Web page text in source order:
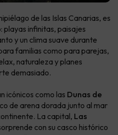
de las Islas Canarias, es
playas infinitas, paisajes
y un clima suave durante
familias como para parejas,
naturaleza y planes
demasiado.
icónicos como las Dunas de
de arena dorada junto al mar
La capital, Las
con su casco histórico